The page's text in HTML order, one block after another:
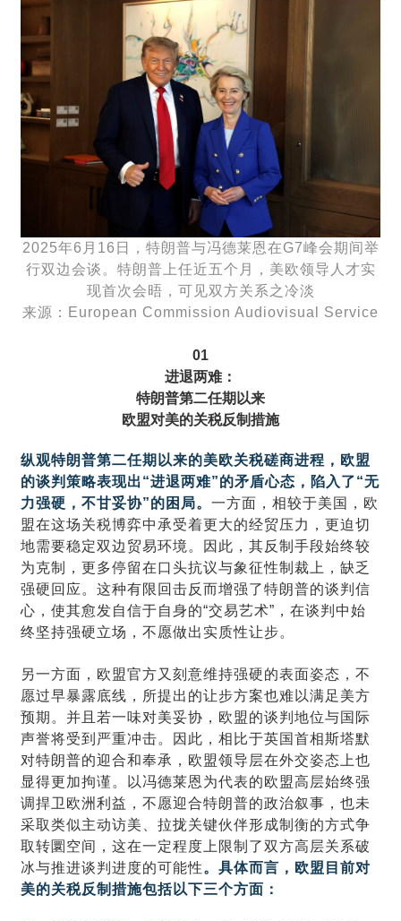
2025年6月16日，特朗普与冯德莱恩在G7峰会期间举
行双边会谈。特朗普上任近五个月，美欧领导人才实
现首次会晤，可见双方关系之冷淡
来源：European Commission Audiovisual Service
01
进退两难：
特朗普第二任期以来
欧盟对美的关税反制措施
纵观特朗普第二任期以来的美欧关税磋商进程，欧盟
的谈判策略表现出“进退两难”的矛盾心态，陷入了“无
力强硬，不甘妥协”的困局。 一方面，相较于美国，欧
盟在这场关税博弈中承受着更大的经贸压力，更迫切
地需要稳定双边贸易环境。因此，其反制手段始终较
为克制，更多停留在口头抗议与象征性制裁上，缺乏
强硬回应。这种有限回击反而增强了特朗普的谈判信
心，使其愈发自信于自身的“交易艺术”，在谈判中始
终坚持强硬立场，不愿做出实质性让步。
另一方面，欧盟官方又刻意维持强硬的表面姿态，不
愿过早暴露底线，所提出的让步方案也难以满足美方
预期。并且若一味对美妥协，欧盟的谈判地位与国际
声誉将受到严重冲击。因此，相比于英国首相斯塔默
对特朗普的迎合和奉承，欧盟领导层在外交姿态上也
显得更加拘谨。以冯德莱恩为代表的欧盟高层始终强
调捍卫欧洲利益，不愿迎合特朗普的政治叙事，也未
采取类似主动访美、拉拢关键伙伴形成制衡的方式争
取转圜空间，这在一定程度上限制了双方高层关系破
冰与推进谈判进度的可能性。具体而言，欧盟目前对
美的关税反制措施包括以下三个方面：